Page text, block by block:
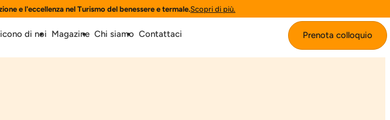
e l'eccellenza nel Turismo del benessere e termale.Scopri di più.
di noi Magazine Chi siamo Contattaci
Prenota colloquio